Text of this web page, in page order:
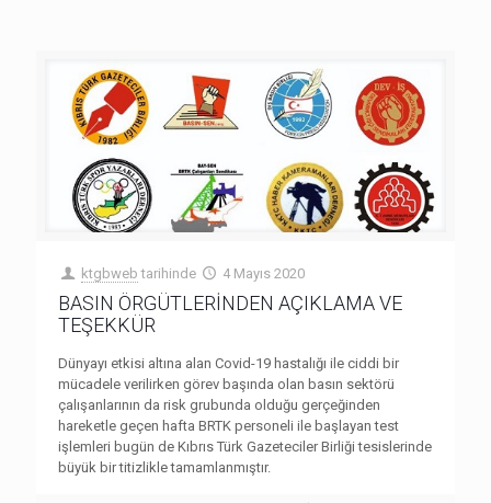
ktgbweb tarihinde 4 Mayıs 2020
BASIN ÖRGÜTLERİNDEN AÇIKLAMA VE
TEŞEKKÜR
Dünyayı etkisi altına alan Covid-19 hastalığı ile ciddi bir
mücadele verilirken görev başında olan basın sektörü
çalışanlarının da risk grubunda olduğu gerçeğinden
hareketle geçen hafta BRTK personeli ile başlayan test
işlemleri bugün de Kıbrıs Türk Gazeteciler Birliği tesislerinde
büyük bir titizlikle tamamlanmıştır.